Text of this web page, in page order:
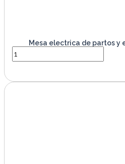
Mesa electrica de partos y